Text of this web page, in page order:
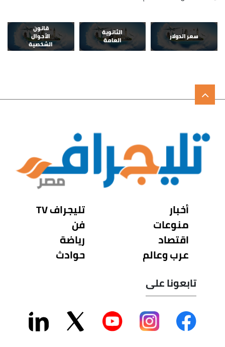
سعر الدولار
الثانوية
العامة
قانون
الأحوال
الشخصية
أخبار
منوعات
اقتصاد
عرب وعالم
تليجراف TV
فن
رياضة
حوادث
تابعونا على